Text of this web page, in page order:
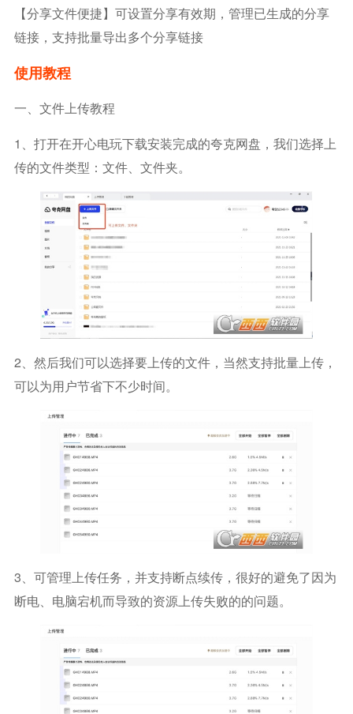
【分享文件便捷】可设置分享有效期，管理已生成的分享
链接，支持批量导出多个分享链接
使用教程
一、文件上传教程
1、打开在开心电玩下载安装完成的夸克网盘，我们选择上
传的文件类型：文件、文件夹。
2、然后我们可以选择要上传的文件，当然支持批量上传，
可以为用户节省下不少时间。
3、可管理上传任务，并支持断点续传，很好的避免了因为
断电、电脑宕机而导致的资源上传失败的的问题。